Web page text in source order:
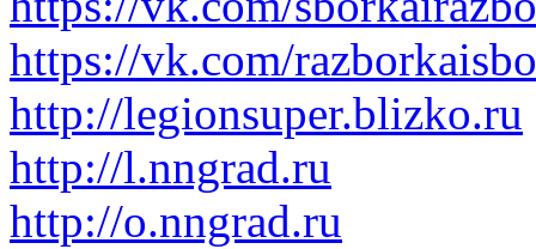
https://vk.com/
http://legionsuper.blizko.ru
http://l.nngrad.ru
http://o.nngrad.ru